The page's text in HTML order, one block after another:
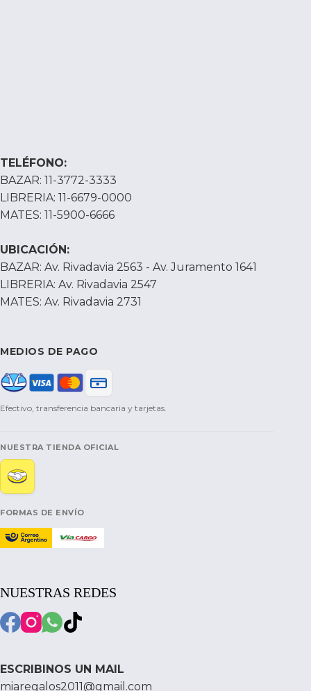
TELÉFONO:
BAZAR: 11-3772-3333
LIBRERIA: 11-6679-0000
MATES: 11-5900-6666
UBICACIÓN:
BAZAR: Av. Rivadavia 2563 - Av. Juramento 1641
LIBRERIA: Av. Rivadavia 2547
MATES: Av. Rivadavia 2731
MEDIOS DE PAGO
Efectivo, transferencia bancaria y tarjetas.
NUESTRA TIENDA OFICIAL
FORMAS DE ENVÍO
NUESTRAS REDES
ESCRIBINOS UN MAIL
miaregalos2011@gmail.com